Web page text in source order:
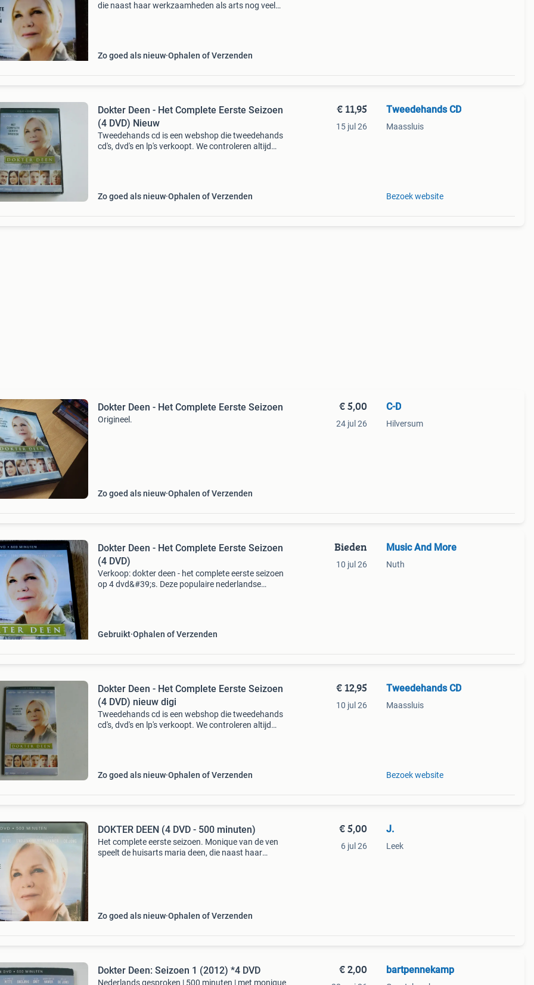
die naast haar werkzaamheden als arts nog veel
Zo goed als nieuw Ophalen of Verzenden
Dokter Deen - Het Complete Eerste Seizoen
(4 DVD) Nieuw
Tweedehands cd is een webshop die tweedehands
cd's, dvd's en lp's verkoopt. We controleren altijd
Zo goed als nieuw Ophalen of Verzenden
€ 11,95
15 jul 26
Tweedehands CD
Maassluis
Bezoek website
Dokter Deen - Het Complete Eerste Seizoen
Origineel.
Zo goed als nieuw Ophalen of Verzenden
€ 5,00
24 jul 26
C-D
Hilversum
Dokter Deen - Het Complete Eerste Seizoen
(4 DVD)
Verkoop: dokter deen - het complete eerste seizoen
op 4 dvd&#39;s. Deze populaire nederlandse
Gebruikt Ophalen of Verzenden
Bieden
10 jul 26
Music And More
Nuth
Dokter Deen - Het Complete Eerste Seizoen
(4 DVD) nieuw digi
Tweedehands cd is een webshop die tweedehands
cd's, dvd's en lp's verkoopt. We controleren altijd
Zo goed als nieuw Ophalen of Verzenden
€ 12,95
10 jul 26
Tweedehands CD
Maassluis
Bezoek website
DOKTER DEEN (4 DVD - 500 minuten)
Het complete eerste seizoen. Monique van de ven
speelt de huisarts maria deen, die naast haar
Zo goed als nieuw Ophalen of Verzenden
€ 5,00
6 jul 26
J.
Leek
Dokter Deen: Seizoen 1 (2012) *4 DVD
Nederlands gesproken | 500 minuten | met monique
€ 2,00 bartpennekamp